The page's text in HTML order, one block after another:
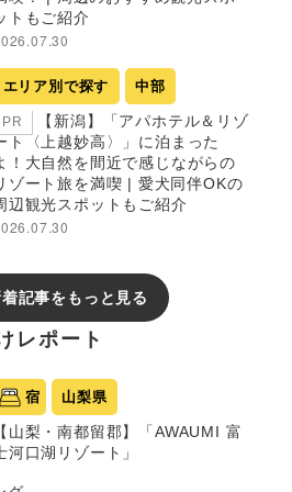
トもご紹介
エリア別で探す 中部
PR
【新潟】「アパホテル＆リゾ
ト〈上越妙高〉」に泊まった
！大自然を間近で感じながらの
ゾート旅を満喫 | 愛犬同伴OKの
辺観光スポットもご紹介
記事をもっと見る
レポート
宿 山梨県
【山梨・南都留郡】「AWAUMI 富
河口湖リゾート」